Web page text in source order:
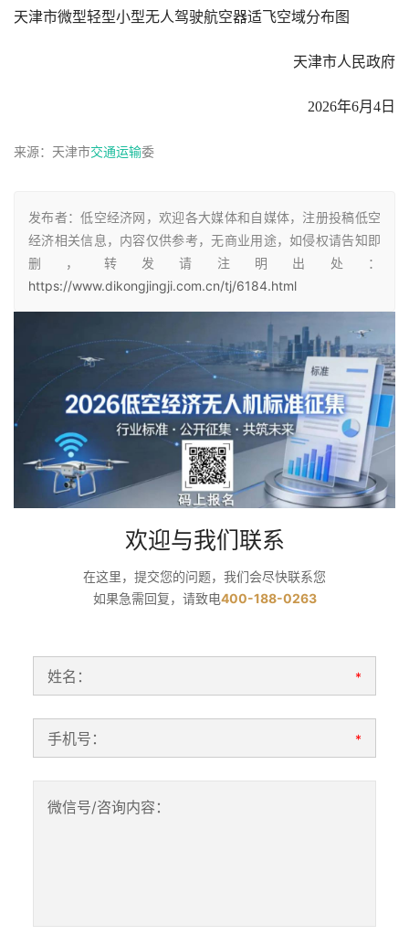
天津市微型轻型小型无人驾驶航空器适飞空域分布图
天津市人民政府
2026年6月4日
来源：天津市交通运输委
发布者：低空经济网，欢迎各大媒体和自媒体，注册投稿低空
经济相关信息，内容仅供参考，无商业用途，如侵权请告知即
删，转发请注明出处：
https://www.dikongjingji.com.cn/tj/6184.html
欢迎与我们联系
在这里，提交您的问题，我们会尽快联系您
如果急需回复，请致电400-188-0263
姓名： *
手机号： *
微信号/咨询内容：